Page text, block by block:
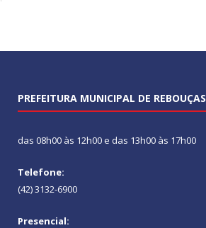
PREFEITURA MUNICIPAL DE REBOUÇAS
das 08h00 às 12h00 e das 13h00 às 17h00
Telefone:
(42) 3132-6900
Presencial: